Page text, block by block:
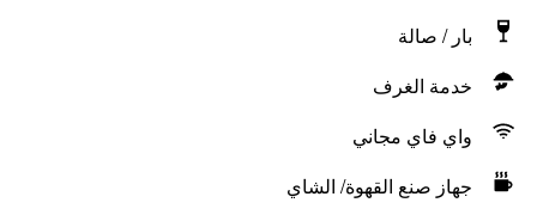
بار / صالة
خدمة الغرف
واي فاي مجاني
جهاز صنع القهوة/ الشاي